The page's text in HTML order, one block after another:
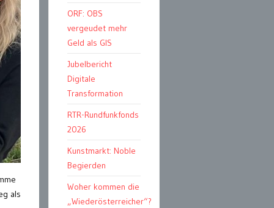
als
ORF: OBS
vergeudet mehr
Geld als GIS
Jubelbericht
Digitale
Transformation
RTR-Rundfunkfonds
2026
Kunstmarkt: Noble
Begierden
Woher kommen die
„Wiederösterreicher“?